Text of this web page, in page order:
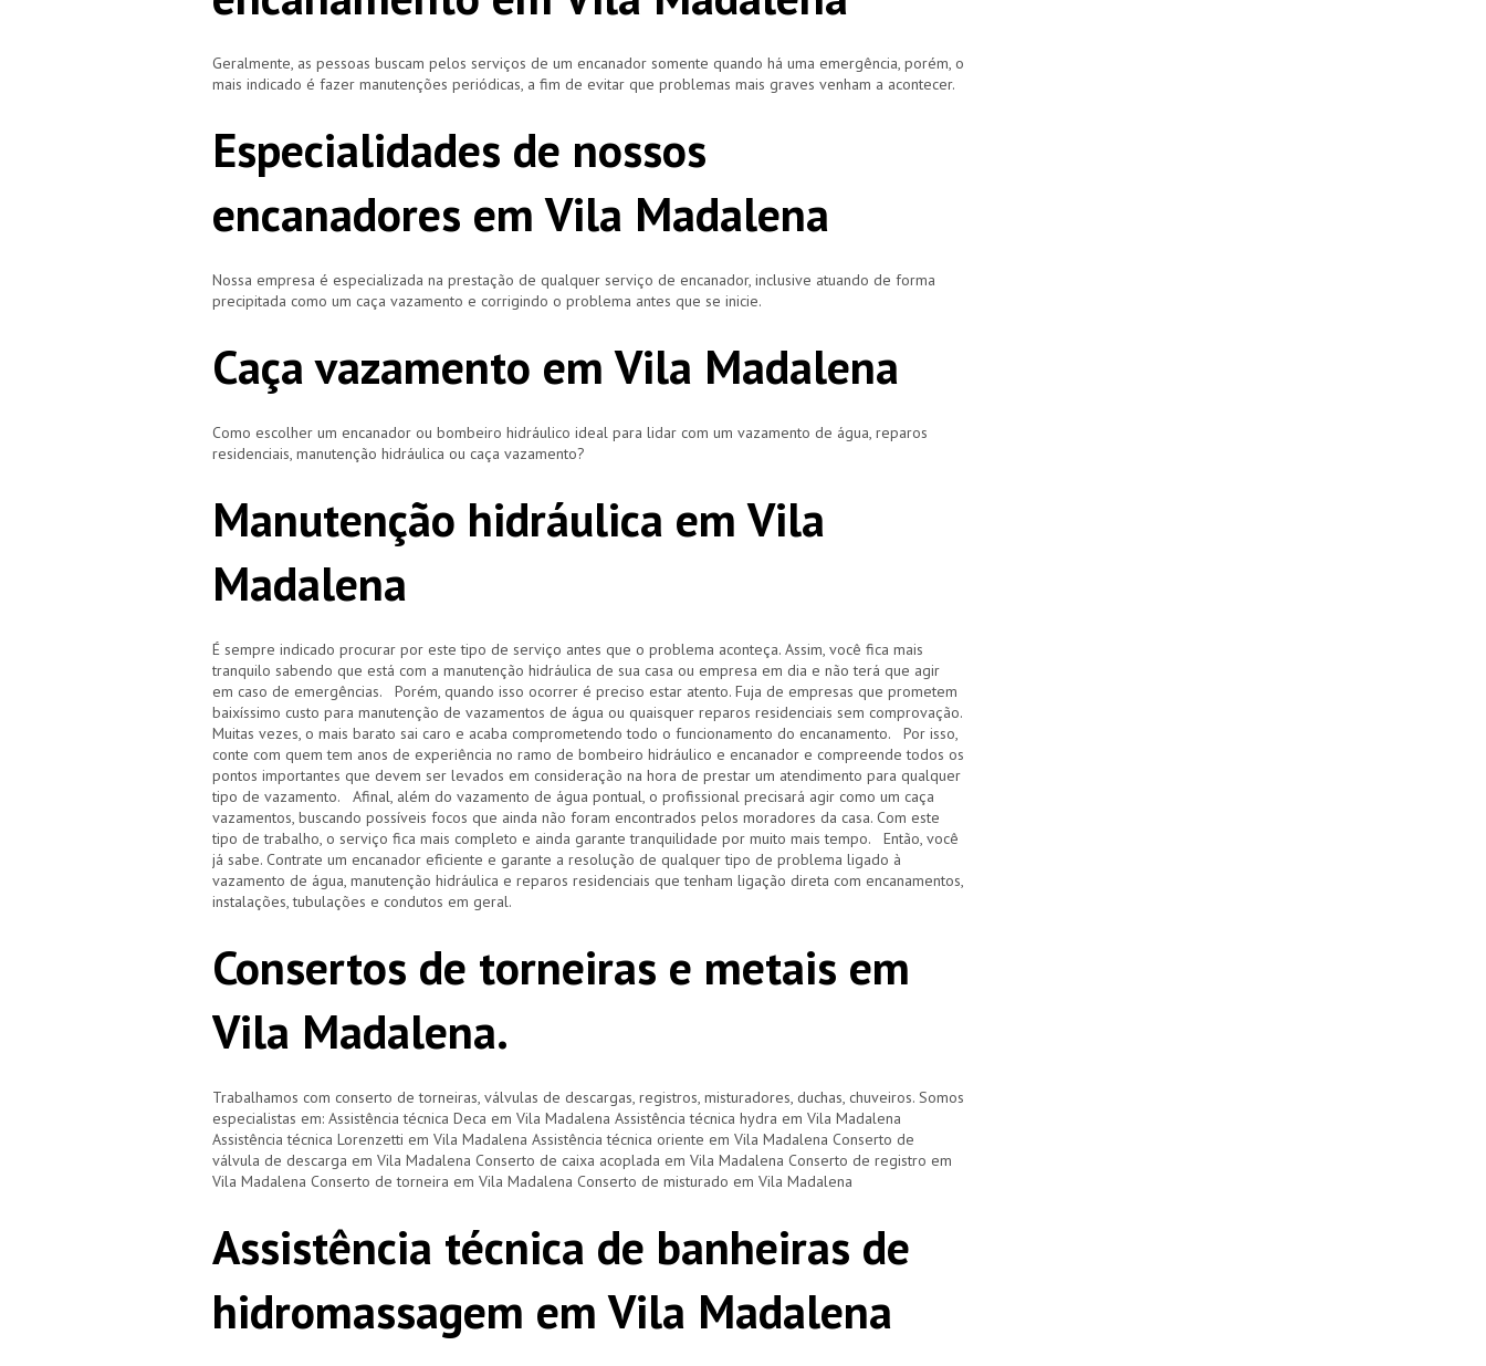
Geralmente, as pessoas buscam pelos serviços de um encanador somente quando há uma emergência, porém, o
mais indicado é fazer manutenções periódicas, a fim de evitar que problemas mais graves venham a acontecer.
Especialidades de nossos
encanadores em Vila Madalena
Nossa empresa é especializada na prestação de qualquer serviço de encanador, inclusive atuando de forma
precipitada como um caça vazamento e corrigindo o problema antes que se inicie.
Caça vazamento em Vila Madalena
Como escolher um encanador ou bombeiro hidráulico ideal para lidar com um vazamento de água, reparos
residenciais, manutenção hidráulica ou caça vazamento?
Manutenção hidráulica em Vila
Madalena
É sempre indicado procurar por este tipo de serviço antes que o problema aconteça. Assim, você fica mais
tranquilo sabendo que está com a manutenção hidráulica de sua casa ou empresa em dia e não terá que agir
em caso de emergências. Porém, quando isso ocorrer é preciso estar atento. Fuja de empresas que prometem
baixíssimo custo para manutenção de vazamentos de água ou quaisquer reparos residenciais sem comprovação.
Muitas vezes, o mais barato sai caro e acaba comprometendo todo o funcionamento do encanamento. Por isso,
conte com quem tem anos de experiência no ramo de bombeiro hidráulico e encanador e compreende todos os
pontos importantes que devem ser levados em consideração na hora de prestar um atendimento para qualquer
tipo de vazamento. Afinal, além do vazamento de água pontual, o profissional precisará agir como um caça
vazamentos, buscando possíveis focos que ainda não foram encontrados pelos moradores da casa. Com este
tipo de trabalho, o serviço fica mais completo e ainda garante tranquilidade por muito mais tempo. Então, você
já sabe. Contrate um encanador eficiente e garante a resolução de qualquer tipo de problema ligado à
vazamento de água, manutenção hidráulica e reparos residenciais que tenham ligação direta com encanamentos,
instalações, tubulações e condutos em geral.
Consertos de torneiras e metais em
Vila Madalena.
Trabalhamos com conserto de torneiras, válvulas de descargas, registros, misturadores, duchas, chuveiros. Somos
especialistas em: Assistência técnica Deca em Vila Madalena Assistência técnica hydra em Vila Madalena
Assistência técnica Lorenzetti em Vila Madalena Assistência técnica oriente em Vila Madalena Conserto de
válvula de descarga em Vila Madalena Conserto de caixa acoplada em Vila Madalena Conserto de registro em
Vila Madalena Conserto de torneira em Vila Madalena Conserto de misturado em Vila Madalena
Assistência técnica de banheiras de
hidromassagem em Vila Madalena